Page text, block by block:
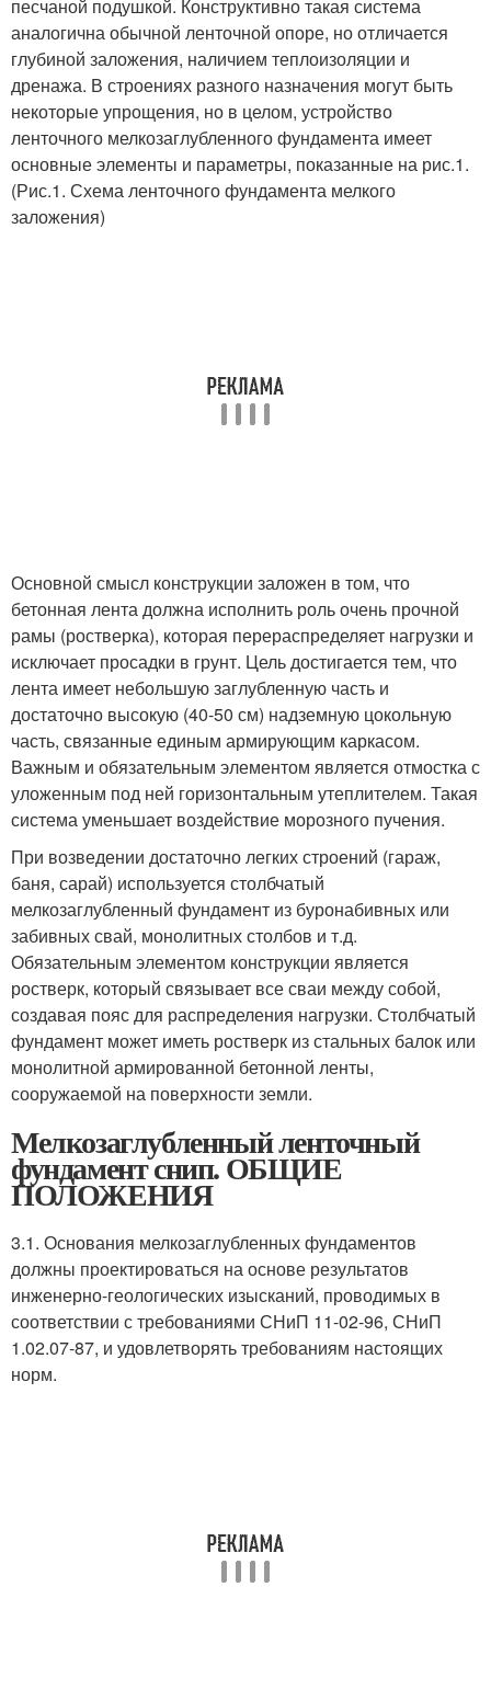
песчаной подушкой. Конструктивно такая система
аналогична обычной ленточной опоре, но отличается
глубиной заложения, наличием теплоизоляции и
дренажа. В строениях разного назначения могут быть
некоторые упрощения, но в целом, устройство
ленточного мелкозаглубленного фундамента имеет
основные элементы и параметры, показанные на рис.1.
(Рис.1. Схема ленточного фундамента мелкого
заложения)
Основной смысл конструкции заложен в том, что
бетонная лента должна исполнить роль очень прочной
рамы (ростверка), которая перераспределяет нагрузки и
исключает просадки в грунт. Цель достигается тем, что
лента имеет небольшую заглубленную часть и
достаточно высокую (40-50 см) надземную цокольную
часть, связанные единым армирующим каркасом.
Важным и обязательным элементом является отмостка с
уложенным под ней горизонтальным утеплителем. Такая
система уменьшает воздействие морозного пучения.
При возведении достаточно легких строений (гараж,
баня, сарай) используется столбчатый
мелкозаглубленный фундамент из буронабивных или
забивных свай, монолитных столбов и т.д.
Обязательным элементом конструкции является
ростверк, который связывает все сваи между собой,
создавая пояс для распределения нагрузки. Столбчатый
фундамент может иметь ростверк из стальных балок или
монолитной армированной бетонной ленты,
сооружаемой на поверхности земли.
Мелкозаглубленный ленточный
фундамент снип. ОБЩИЕ
ПОЛОЖЕНИЯ
3.1. Основания мелкозаглубленных фундаментов
должны проектироваться на основе результатов
инженерно-геологических изысканий, проводимых в
соответствии с требованиями СНиП 11-02-96, СНиП
1.02.07-87, и удовлетворять требованиям настоящих
норм.